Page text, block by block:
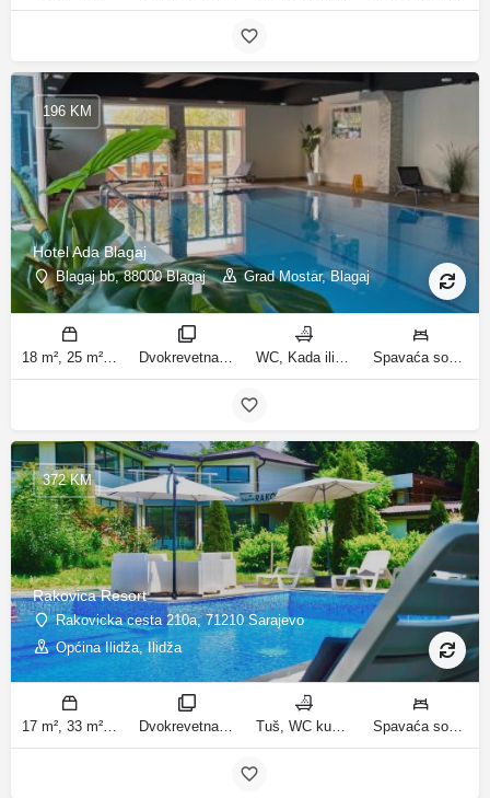
Hotel Ada Blagaj
Blagaj bb, 88000 Blagaj Grad Mostar, Blagaj
196 KM
Rakovica Resort
Rakovicka cesta 210a, 71210 Sarajevo
Općina Ilidža, Ilidža
372 KM